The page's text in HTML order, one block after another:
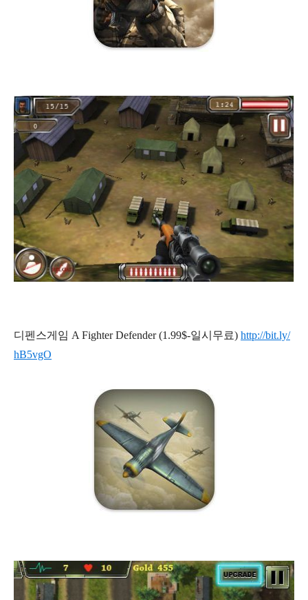
디펜스게임 A Fighter Defender (1.99$-일시무료) http://bit.ly/
hB5vgO